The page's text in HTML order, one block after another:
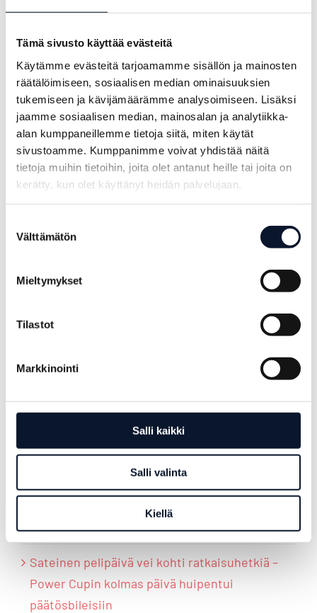
Tämä sivusto käyttää evästeitä
Käytämme evästeitä tarjoamamme sisällön ja mainosten
räätälöimiseen, sosiaalisen median ominaisuuksien
tukemiseen ja kävijämäärämme analysoimiseen. Lisäksi
jaamme sosiaalisen median, mainosalan ja analytiikka-
alan kumppaneillemme tietoja siitä, miten käytät
sivustoamme. Kumppanimme voivat yhdistää näitä
tietoja muihin tietoihin, joita olet antanut heille tai joita on
kerätty, kun olet käyttänyt heidän palvelujaan.
valinta
Välttämätön
Mieltymykset
Tilastot
Markkinointi
Salli kaikki
Salli valinta
Kiellä
Lentopallon
miesten
Euroopan liiga
ja Power Cup
2026 loivat
Helsinkiin
lentopalloviikonlopun
Power Cup
huipentui
finaalipäivään
14.6.2026
VIIMEISIMMÄT ARTIKKELIT
Lentopallon miesten Euroopan liiga ja Power
Cup 2026 loivat Helsinkiin ainutlaatuisen
lentopalloviikonlopun
Power Cup huipentui finaalipäivään
Sateinen pelipäivä vei kohti ratkaisuhetkiä –
Power Cupin kolmas päivä huipentui
päätösbileisiin